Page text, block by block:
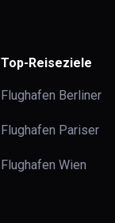
Top-Reiseziele
Flughafen Berliner
Flughafen Pariser
Flughafen Wien